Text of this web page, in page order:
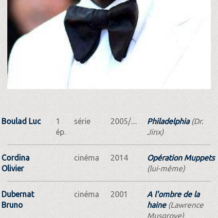
Boulad Luc
1
ép.
série 2005/.... Philadelphia(Dr.
Jinx)
Cordina
Olivier
cinéma 2014
Opération Muppets
(lui-même)
Dubernat
Bruno
cinéma 2001
A l'ombre de la
haine(Lawrence
Musgrove)